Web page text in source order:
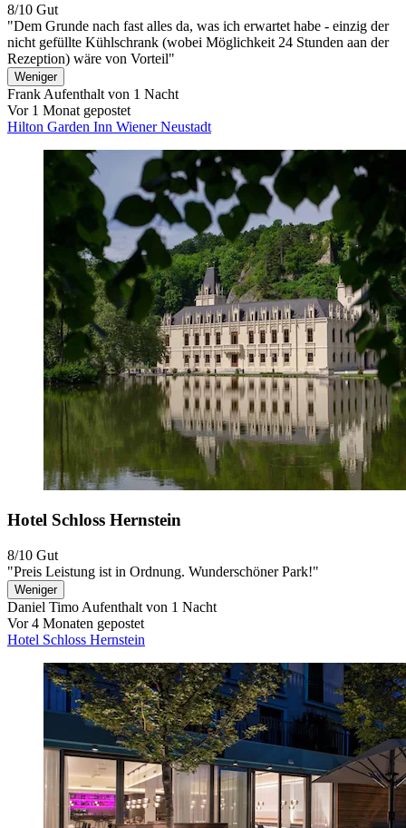
8/10 Gut
"Dem Grunde nach fast alles da, was ich erwartet habe - einzig der
nicht gefüllte Kühlschrank (wobei Möglichkeit 24 Stunden aan der
Rezeption) wäre von Vorteil"
Weniger
Frank Aufenthalt von 1 Nacht
Vor 1 Monat gepostet
Hilton Garden Inn Wiener Neustadt
Hotel Schloss Hernstein
8/10 Gut
"Preis Leistung ist in Ordnung. Wunderschöner Park!"
Weniger
Daniel Timo Aufenthalt von 1 Nacht
Vor 4 Monaten gepostet
Hotel Schloss Hernstein